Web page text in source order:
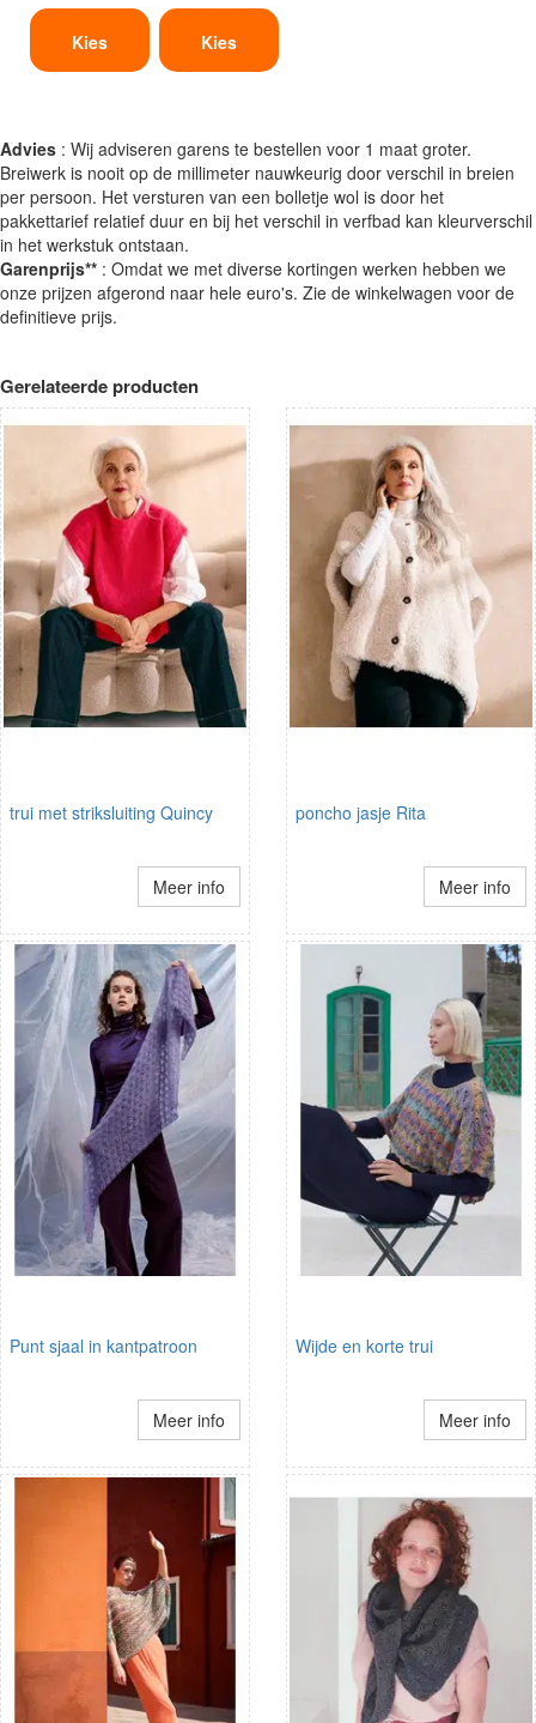
Kies Kies
Advies : Wij adviseren garens te bestellen voor 1 maat groter.
Breiwerk is nooit op de millimeter nauwkeurig door verschil in breien
per persoon. Het versturen van een bolletje wol is door het
pakkettarief relatief duur en bij het verschil in verfbad kan kleurverschil
in het werkstuk ontstaan.
Garenprijs** : Omdat we met diverse kortingen werken hebben we
onze prijzen afgerond naar hele euro's. Zie de winkelwagen voor de
definitieve prijs.
Gerelateerde producten
trui met striksluiting Quincy
Meer info
poncho jasje Rita
Meer info
Punt sjaal in kantpatroon
Meer info
Wijde en korte trui
Meer info